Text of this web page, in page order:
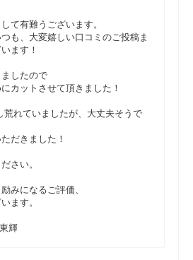
て有難うございます。
も、大変嬉しい口コミのご投稿ま
ます！
したので
カットさせて頂きました！
れていましたが、大丈夫そうで
だきました！
さい。
みになるご評価、
ます。
輝